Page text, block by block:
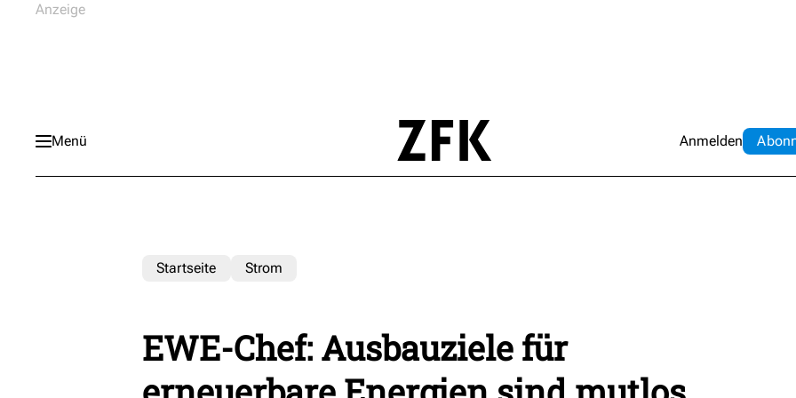
Menü Anmelden Abo
Startseite Strom
EWE-Chef: Ausbauziele für